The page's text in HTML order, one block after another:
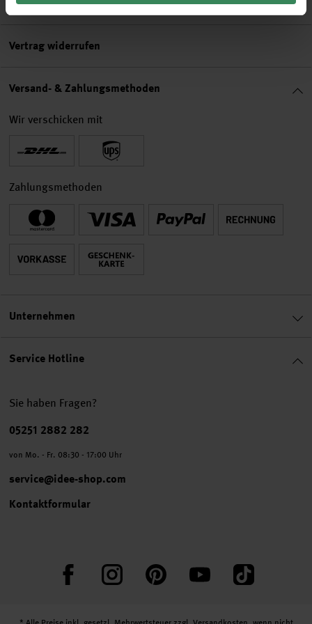
Service Hotline
Sie haben Fragen?
Telefonnummer
05251 2882 282
von Mo. - Fr. 08:30 - 17:00 Uhr
service@idee-shop.com
Kontaktformular
FacebookInstagram PinterestYouTube TikTok
Rechtliches
Vertrag widerrufen
Versand- & Zahlungsmethoden
Wir verschicken mit
Zahlungsmethoden
Unternehmen